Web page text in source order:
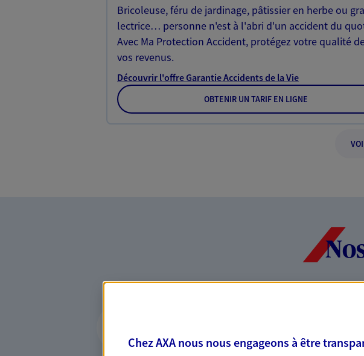
Bricoleuse, féru de jardinage, pâtissier en herbe ou
lectrice… personne n'est à l'abri d'un accident du
Avec Ma Protection Accident, protégez votre qualité
vos revenus.
Découvrir l'offre Garantie Accidents de la Vie
OBTENIR UN TARIF EN LIGNE
Chez AXA nous nous engageons à être